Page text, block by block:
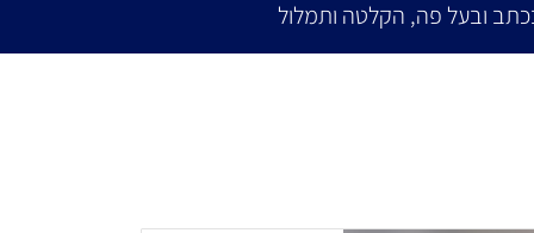
ובעל פה, הקלטה ותמלול